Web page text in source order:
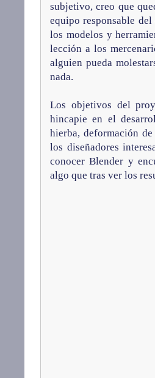
subjetivo, creo que
equipo responsable
los modelos y
lección a los
alguien pueda
nada.
Los objetivos del
hincapie en el
hierba, deformación
los diseñadores
conocer Blender y
algo que tras ver los